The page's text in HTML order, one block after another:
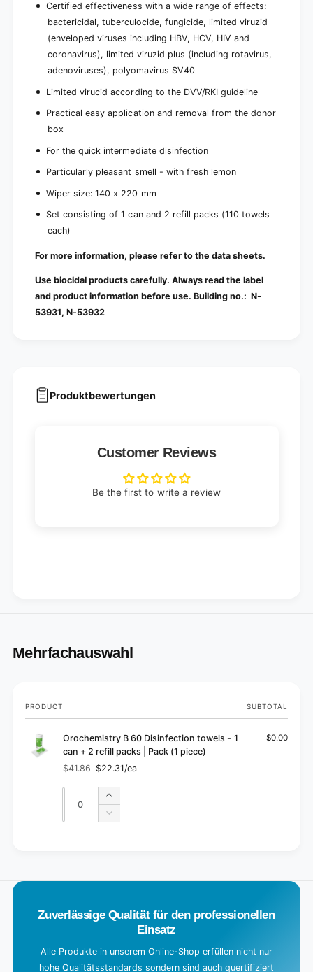
Certified effectiveness with a wide range of effects:
bactericidal, tuberculocide, fungicide, limited viruzid
(enveloped viruses including HBV, HCV, HIV and
coronavirus), limited viruzid plus (including rotavirus,
adenoviruses), polyomavirus SV40
Limited virucid according to the DVV/RKI guideline
Practical easy application and removal from the donor
box
For the quick intermediate disinfection
Particularly pleasant smell - with fresh lemon
Wiper size: 140 x 220 mm
Set consisting of 1 can and 2 refill packs (110 towels
each)
For more information, please refer to the data sheets.
Use biocidal products carefully. Always read the label
and product information before use. Building no.: N-
53931, N-53932
Produktbewertungen
Customer Reviews
Be the first to write a review
Mehrfachauswahl
Your
cart
PRODUCT SUBTOTAL
Orochemistry B 60 Disinfection towels - 1
can + 2 refill packs | Pack (1 piece)
Regular
price
$41.86
Sale
price
$22.31/ea
$0.00
Quantity
Increase
quantity
Decrease
a
Zuverlässige Qualität für den professionellen
Einsatz
Alle Produkte in unserem Online-Shop erfüllen nicht nur
hohe Qualitätsstandards sondern sind auch quertifiziert